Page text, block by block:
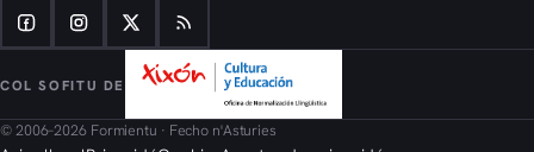
COL SOFITU DE
© 2006–2026 Formientu · Fecho n'Asturies